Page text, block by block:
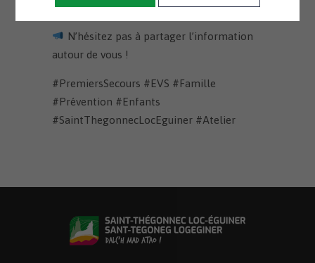
https://urlr.me/Ye6MbE
N’hésitez pas à partager l’information
autour de vous !
#PremiersSecours #EVS #Famille
#Prévention #Enfants
#SaintThegonnecLocEguiner #Atelier